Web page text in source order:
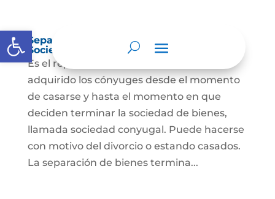
Abrir barra de herramientas
Separación de Bienes o Liquidación de
Sociedad Conyugal
Es el reparto de los bienes que han
adquirido los cónyuges desde el momento
de casarse y hasta el momento en que
deciden terminar la sociedad de bienes,
llamada sociedad conyugal. Puede hacerse
con motivo del divorcio o estando casados.
La separación de bienes termina...